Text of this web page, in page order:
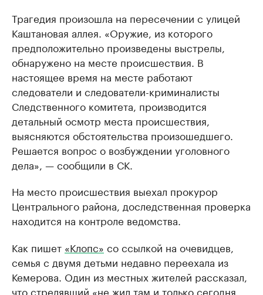
Трагедия произошла на пересечении с улицей
Каштановая аллея. «Оружие, из которого
предположительно произведены выстрелы,
обнаружено на месте происшествия. В
настоящее время на месте работают
следователи и следователи-криминалисты
Следственного комитета, производится
детальный осмотр места происшествия,
выясняются обстоятельства произошедшего.
Решается вопрос о возбуждении уголовного
дела», — сообщили в СК.
На место происшествия выехал прокурор
Центрального района, доследственная проверка
находится на контроле ведомства.
Как пишет «Клопс» со ссылкой на очевидцев,
семья с двумя детьми недавно переехала из
Кемерова. Один из местных жителей рассказал,
что стрелявший «не жил там и только сегодня